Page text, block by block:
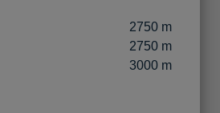
2750 m
2750 m
3000 m